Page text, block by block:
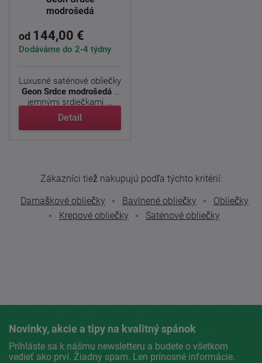
modrošedá
od 144,00 €
Dodáváme do 2-4 týdny
Luxusné saténové obliečky
Geon Srdce modrošedás
jemnými srdiečkami ...
Detail
Zákazníci tiež nakupujú podľa týchto kritérií:
Damaškové obliečky
Bavlnené obliečky
Obliečky
Krepové obliečky
Saténové obliečky
Novinky, akcie a tipy na kvalitný spánok
Prihláste sa k nášmu newsletteru a budete o všetkom
vedieť ako prví. Žiadny spam. Len prínosné informácie.